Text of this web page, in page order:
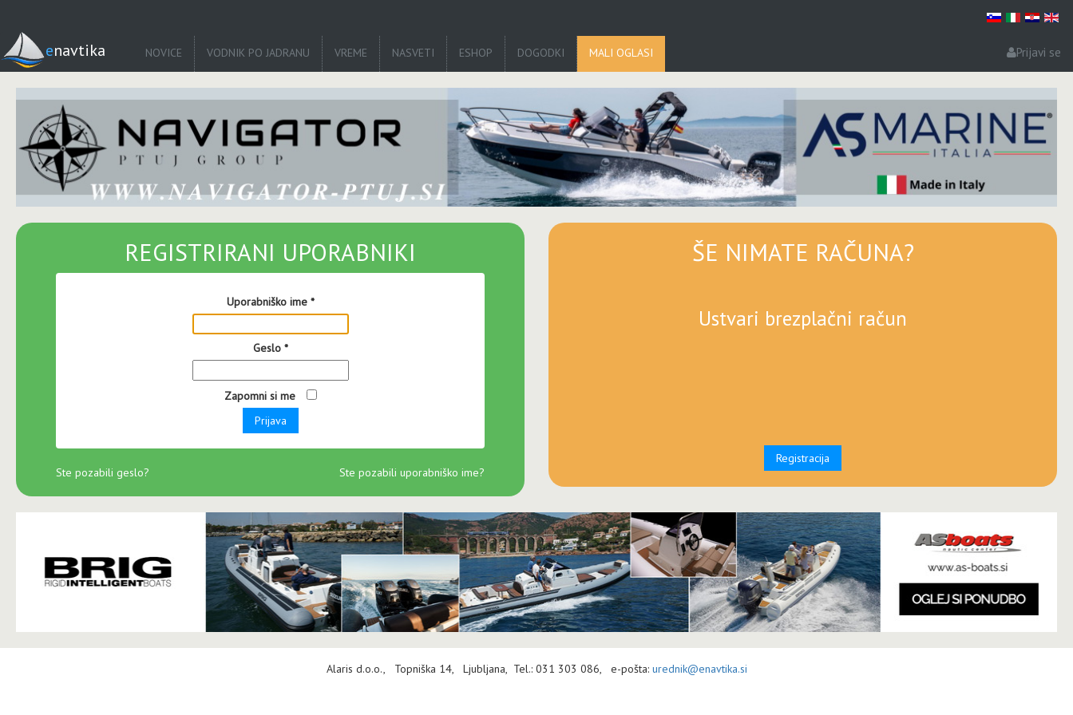
enavtika NOVICE VODNIK PO JADRANU VREME NASVETI ESHOP DOGODKI MALI OGLASI Prijavi se
REGISTRIRANI UPORABNIKI
Uporabniško ime*
Geslo*
Zapomni si me
Prijava
Ste pozabili geslo? Ste pozabili uporabniško ime?
ŠE NIMATE RAČUNA?
Ustvari brezplačni račun
Registracija
Alaris d.o.o., Topniška 14, Ljubljana, Tel.: 031 303 086, e-pošta: urednik@enavtika.si